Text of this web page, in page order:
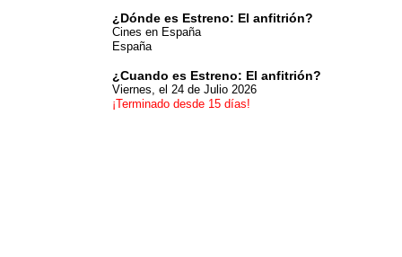
¿Dónde es Estreno: El anfitrión?
Cines en España
España
¿Cuando es Estreno: El anfitrión?
Viernes, el 24 de Julio 2026
¡Terminado desde 15 días!